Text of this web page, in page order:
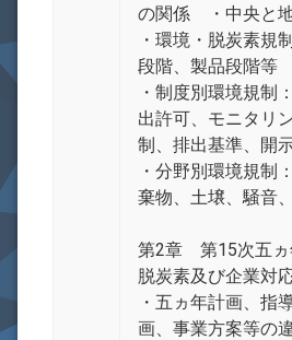
の関係 ・中央と
・環境・脱炭素規
段階、製品段階等
・制度別環境規制
出許可、モニタリ
制、排出基準、開
・分野別環境規制
棄物、土壌、騒音
第2章 第15次五ヵ
脱炭素及び企業対
・五ヵ年計画、指
画、事業方案等の